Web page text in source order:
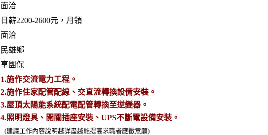
面洽
日薪2200-2600元，月領
面洽
民雄鄉
享團保
1.施作交流電力工程。
2.施作住家配管配線、交直流轉換設備安裝。
3.屋頂太陽能系統配電配管轉換至逆變器。
4.照明燈具、開關插座安裝、UPS不斷電設備安裝。
(建議工作內容說明越詳盡越能提高求職者應徵意願)